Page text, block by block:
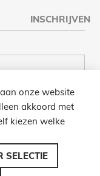
INSCHRIJVEN
onze website
akkoord met
kiezen welke
SELECTIE